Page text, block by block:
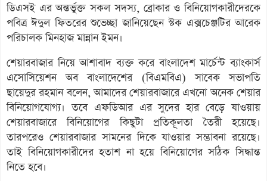
ডিএসই এর অন্তর্ভুক্ত সকল সদস্য, ব্রোকার ও বিনিয়োগকারীদেরকে
পবিত্র ঈদুল ফিতরের শুভেচ্ছা জানিয়েছেন স্টক এক্সচেঞ্জটির আরেক
পরিচালক মিনহাজ মান্নান ইমন।
শেয়ারবাজার নিয়ে আশাবাদ ব্যক্ত করে বাংলাদেশ মার্চেন্ট ব্যাংকার্স
এসোসিয়েশন অব বাংলাদেশের (বিএমবিএ) সাবেক সভাপতি
ছায়েদুর রহমান বলেন, আমাদের শেয়ারবাজারে এখনো অনেক শেয়ার
বিনিয়োগযোগ্য। তবে এফডিআর এর সুদের হার বেড়ে যাওয়ায়
শেয়ারবাজারে বিনিয়োগের কিছুটা প্রতিকূলতা তৈরী হয়েছে।
তারপরেও শেয়ারবাজার সামনের দিকে যাওয়ার সম্ভাবনা রয়েছে।
তাই বিনিয়োগকারীদের হতাশ না হয়ে বিনিয়োগের সঠিক সিদ্ধান্ত
নিতে হবে।